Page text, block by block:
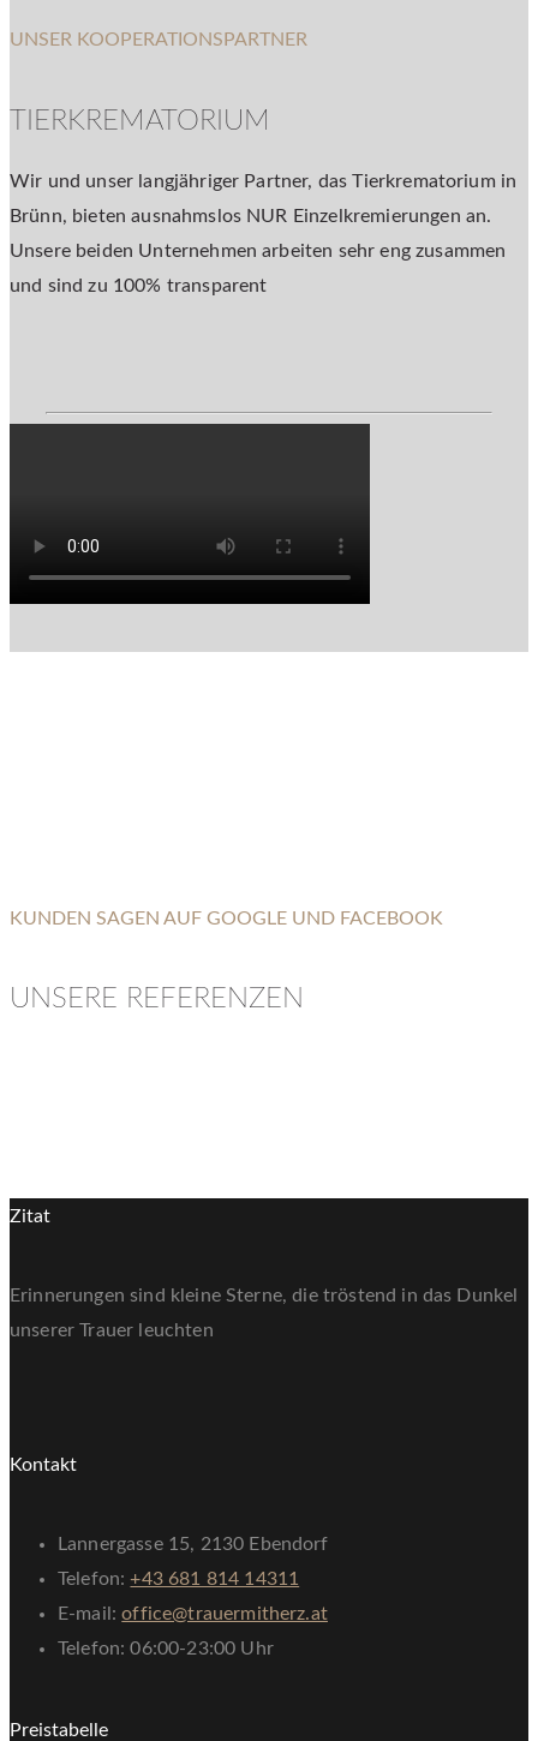
UNSER KOOPERATIONSPARTNER
TIERKREMATORIUM
Wir und unser langjähriger Partner, das Tierkrematorium in
Brünn, bieten ausnahmslos NUR Einzelkremierungen an.
Unsere beiden Unternehmen arbeiten sehr eng zusammen
und sind zu 100% transparent
KUNDEN SAGEN AUF GOOGLE UND FACEBOOK
UNSERE REFERENZEN
Zitat
Erinnerungen sind kleine Sterne, die tröstend in das Dunkel
unserer Trauer leuchten
Kontakt
Lannergasse 15, 2130 Ebendorf
Telefon:+43 681 814 14311
E-mail:office@trauermitherz.at
Telefon: 06:00-23:00 Uhr
Preistabelle